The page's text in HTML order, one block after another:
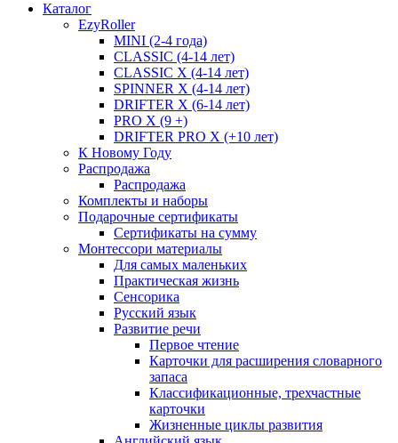
Каталог
EzyRoller
MINI (2-4 года)
CLASSIC (4-14 лет)
CLASSIC X (4-14 лет)
SPINNER X (4-14 лет)
DRIFTER X (6-14 лет)
PRO X (9 +)
DRIFTER PRO X (+10 лет)
К Новому Году
Распродажа
Распродажа
Комплекты и наборы
Подарочные сертификаты
Сертификаты на сумму
Монтессори материалы
Для самых маленьких
Практическая жизнь
Сенсорика
Русский язык
Развитие речи
Первое чтение
Карточки для расширения словарного
запаса
Классификационные, трехчастные
карточки
Жизненные циклы развития